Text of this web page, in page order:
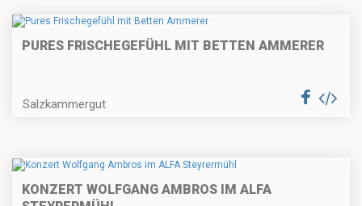
PURES FRISCHEGEFÜHL MIT BETTEN AMMERER
Salzkammergut
KONZERT WOLFGANG AMBROS IM ALFA